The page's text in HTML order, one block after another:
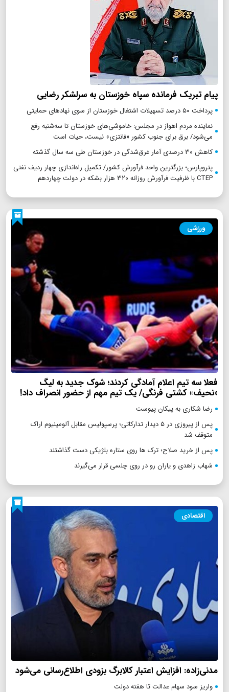
پیام تبریک فرمانده سپاه خوزستان به سرلشکر رضایی
پرداخت ۵۰ درصد تسهیلات اشتغال خوزستان از سوی نهادهای حمایتی
نماینده مردم اهواز در مجلس: خاموشی‌های خوزستان تا سه‌شنبه رفع
می‌شود/ برق برای جنوب کشور «فانتزی» نیست، حیات است
کاهش ۳۰ درصدی آمار غرق‌شدگی در خوزستان طی سه سال گذشته
پتروپارس؛ بزرگترین واحد فرآورش کشور/ تکمیل راه‌اندازی چهار ردیف نفتی
CTEP با ظرفیت فرآورش روزانه ۳۲۰ هزار بشکه در دولت چهاردهم
ورزشی
فعلا سه تیم اعلام آمادگی کردند؛ شوک جدید به لیگ
«نحیف» کشتی فرنگی/ یک تیم مهم از حضور انصراف داد!
رضا شکاری به پیکان پیوست
پس از پیروزی در ۵ دیدار تدارکاتی؛ پرسپولیس مقابل آلومینیوم اراک
متوقف شد
پس از خرید صلاح؛ ترک ها روی ستاره بلژیکی دست گذاشتند
شهاب زاهدی و یاران رو در روی چلسی قرار می‌گیرند
اقتصادی
مدنی‌زاده: افزایش اعتبار کالابرگ بزودی اطلاع‌رسانی می‌شود
واریز سود سهام عدالت تا هفته دولت